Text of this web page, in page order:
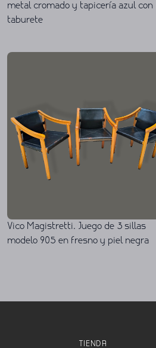
metal cromado y tapicería azul con
taburete
Vico Magistretti. Juego de 3 sillas
modelo 905 en fresno y piel negra
TIENDA